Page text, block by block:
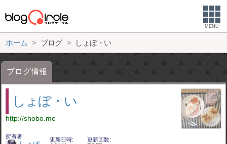
MENU
ホーム ブログ しょぼ・い
ブログ情報
しょぼ・い
http://shobo.me
所有者
更新日時 更新回数